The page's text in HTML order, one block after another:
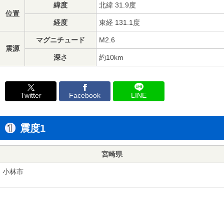
位置
緯度 北緯 31.9度
経度 東経 131.1度
震源
マグニチュード M2.6
深さ 約10km
Twitter Facebook LINE
震度1
宮崎県
小林市